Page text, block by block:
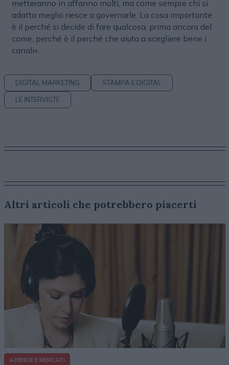
metteranno in affanno molti, ma come sempre chi si
adatta meglio riesce a governarle. La cosa importante
è il perché si decide di fare qualcosa, prima ancora del
come, perché è il perché che aiuta a scegliere bene i
canali».
DIGITAL MARKETING STAMPA E DIGITAL
LE INTERVISTE
Altri articoli che potrebbero piacerti
AZIENDE E MERCATI